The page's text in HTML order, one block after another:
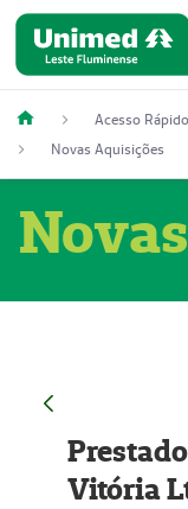
Acesso Rápido
Novas Aquisições
Vitória